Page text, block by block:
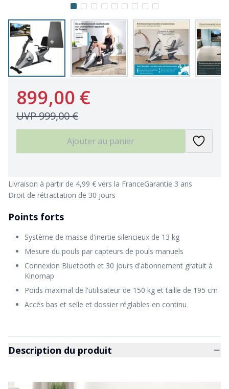
899,00 €
UVP999,00 €
Ajouter au panier
Livraison à partir de 4,99 € vers la FranceGarantie 3 ans
Droit de rétractation de 30 jours
Points forts
Système de masse d'inertie silencieux de 13 kg
Mesure du pouls par capteurs de pouls manuels
Connexion Bluetooth et 30 jours d'abonnement gratuit à
Kinomap
Poids maximal de l'utilisateur de 150 kg et taille de 195 cm
Accès bas et selle et dossier réglables en continu
Description du produit